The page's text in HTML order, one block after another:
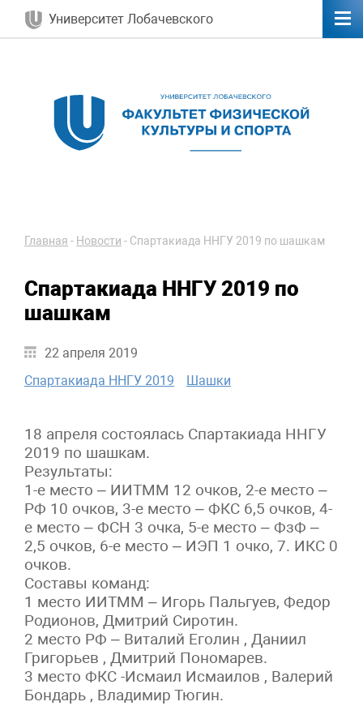
Университет Лобачевского
Главная - Новости - Спартакиада ННГУ 2019 по шашкам
Спартакиада ННГУ 2019 по
шашкам
22 апреля 2019
Спартакиада ННГУ 2019
Шашки
18 апреля состоялась Спартакиада ННГУ
2019 по шашкам.
Результаты:
1-е место – ИИТММ 12 очков, 2-е место –
РФ 10 очков, 3-е место – ФКС 6,5 очков, 4-
е место – ФСН 3 очка, 5-е место – ФзФ –
2,5 очков, 6-е место – ИЭП 1 очко, 7. ИКС 0
очков.
Составы команд:
1 место ИИТММ – Игорь Пальгуев, Федор
Родионов, Дмитрий Сиротин.
2 место РФ – Виталий Еголин , Даниил
Григорьев , Дмитрий Пономарев.
3 место ФКС -Исмаил Исмаилов , Валерий
Бондарь , Владимир Тюгин.